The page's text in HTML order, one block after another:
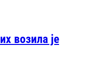
возила је